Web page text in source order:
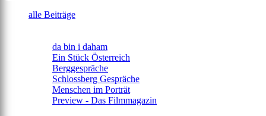
alle Beiträge
da bin i daham
Ein Stück Österreich
Berggespräche
Schlossberg Gespräche
Menschen im Porträt
Preview - Das Filmmagazin